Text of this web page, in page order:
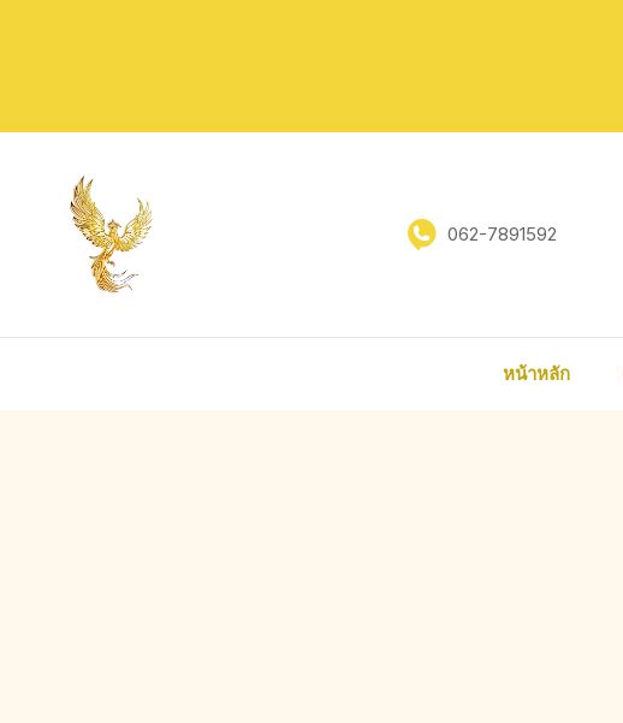
062-7891592
หน้าหลัก